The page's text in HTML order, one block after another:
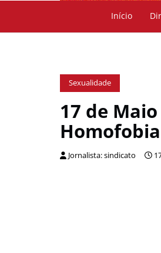
Início
Sexualidade
17 de
Homofobia
Jornalista: sindicato